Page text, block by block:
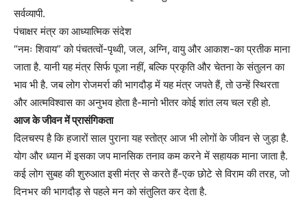
सर्वव्यापी.
पंचाक्षर मंत्र का आध्यात्मिक संदेश
“नमः शिवाय” को पंचतत्वों-पृथ्वी, जल, अग्नि, वायु और आकाश-का प्रतीक माना
जाता है. यानी यह मंत्र सिर्फ पूजा नहीं, बल्कि प्रकृति और चेतना के संतुलन का
भाव भी है. जब लोग रोजमर्रा की भागदौड़ में यह मंत्र जपते हैं, तो उन्हें स्थिरता
और आत्मविश्वास का अनुभव होता है-मानो भीतर कोई शांत लय चल रही हो.
आज के जीवन में प्रासंगिकता
दिलचस्प है कि हजारों साल पुराना यह स्तोत्र आज भी लोगों के जीवन से जुड़ा है.
योग और ध्यान में इसका जप मानसिक तनाव कम करने में सहायक माना जाता है.
कई लोग सुबह की शुरुआत इसी मंत्र से करते हैं-एक छोटे से विराम की तरह, जो
दिनभर की भागदौड़ से पहले मन को संतुलित कर देता है.